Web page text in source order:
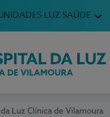
LUZ SAÚDE
Luz Clínica de
Luz Clínica de Vilamoura